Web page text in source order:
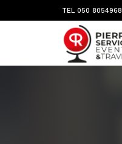
TEL 050 8054968